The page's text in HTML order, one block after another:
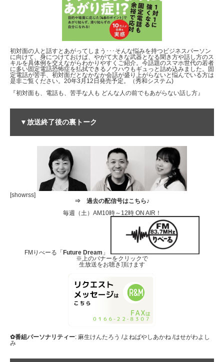
初対面の人と話すとあがってしまう･･･そんな悩みを持つビジネスパーソン
に向けて、身につけておけば、やがて大きな武器となる聞き方や話し方のス
キルを具体例を交えながらわかりやすくご紹介。今話題のスマホ世代の若者
に多い固定電話恐怖症を払拭できるノウハウもギュっと詰め込みました。固
定電話が苦手、初対面だとなかなか会話が盛り上がらないと悩んでいる方は
是非ご覧ください。20年3月12日発売予定。（秀和システム)
『初対面も、電話も、苦手な人も どんな人の前でもあがらない話し方』
▼放送終了後の裏トーク
[showrss]
⇒ 過去の配信号はこちら♪
毎週（土）AM10時～12時 ON AIR！
FMりべーる「Future Dream 」
※上のバナーをクリックで
生放送をお聴き頂けます
✿番組パーソナリティー: 麻生けんたろう /よねばやしあかね /はせがわよし
み